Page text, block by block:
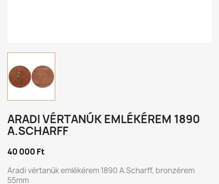
ARADI VÉRTANÚK EMLÉKÉREM 1890
A.SCHARFF
40 000 Ft
Aradi vértanúk emlékérem 1890 A.Scharff, bronzérem
55mm